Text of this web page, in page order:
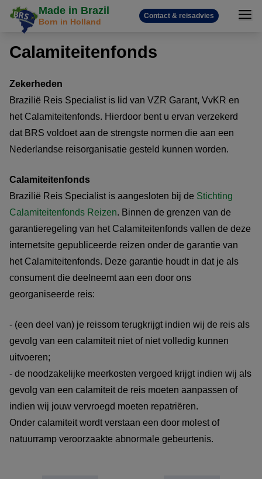
Made in Brazil
Born in Holland
Contact & reisadvies
Calamiteitenfonds
Zekerheden
Brazilië Reis Specialist is lid van VZR Garant, VvKR en
het Calamiteitenfonds. Hierdoor bent u ervan verzekerd
dat BRS voldoet aan de strengste normen die aan een
Nederlandse reisorganisatie gesteld kunnen worden.
Calamiteitenfonds
Brazilië Reis Specialist is aangesloten bij de Stichting
Calamiteitenfonds Reizen. Binnen de grenzen van de
garantieregeling van het Calamiteitenfonds vallen de deze
internetsite gepubliceerde reizen onder de garantie van
het Calamiteitenfonds. Deze garantie houdt in dat je als
consument die deelneemt aan een door ons
georganiseerde reis:
- (een deel van) je reissom terugkrijgt indien wij de reis als
gevolg van een calamiteit niet of niet volledig kunnen
uitvoeren;
- de noodzakelijke meerkosten vergoed krijgt indien wij als
gevolg van een calamiteit de reis moeten aanpassen of
indien wij jouw vervroegd moeten repatriëren.
Onder calamiteit wordt verstaan een door molest of
natuurramp veroorzaakte abnormale gebeurtenis.